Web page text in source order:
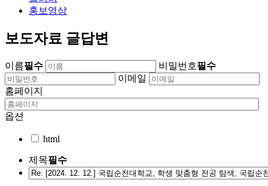
홍보영상
보도자료 글답변
이름필수 비밀번호필수
이메일
홈페이지
옵션
html
제목필수